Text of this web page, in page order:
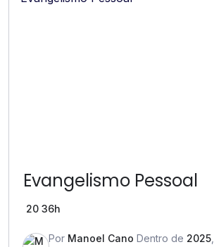
Evangelismo Pessoal
20 36h
Por Manoel Cano Dentro de 2025,